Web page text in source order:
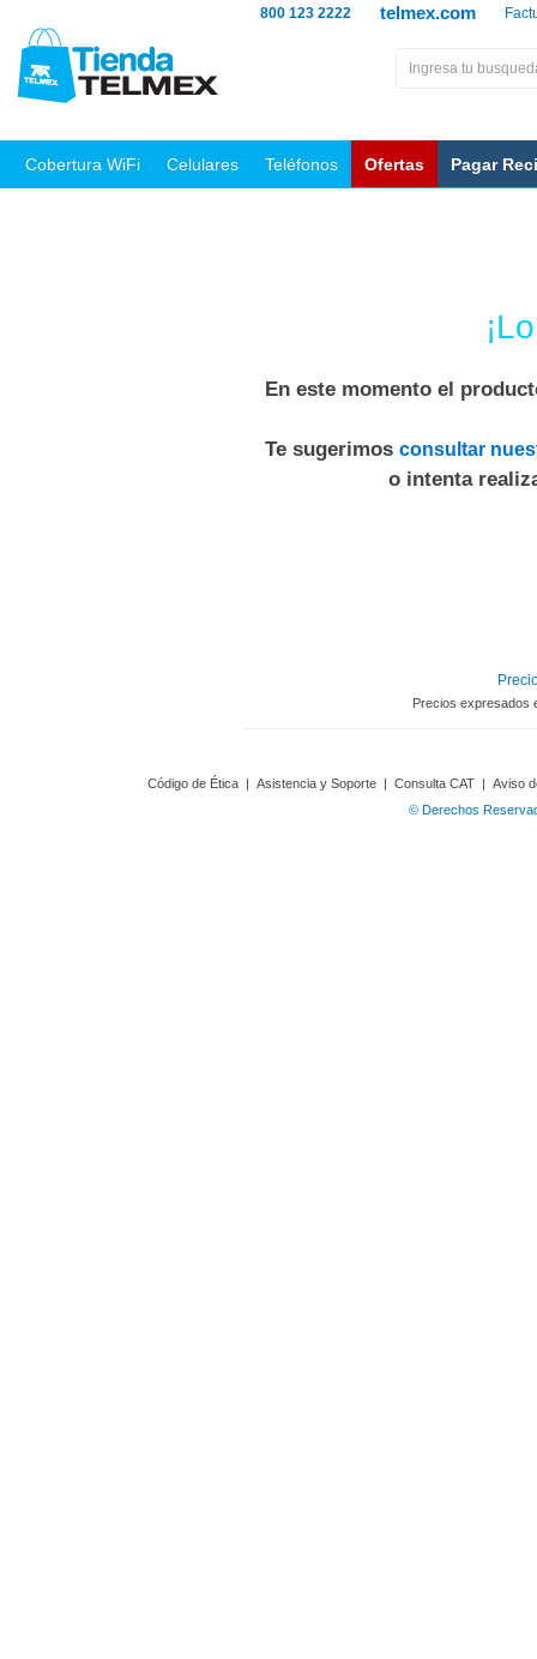
telmex.com
800 123 2222
Cobertura WiFi Celulares Teléfonos Ofertas Pagar
En este momento el
Te sugerimos consultar
o intenta
Precios expresados
Código de Ética | Asistencia y Soporte | Consulta CAT | Aviso
© Derechos